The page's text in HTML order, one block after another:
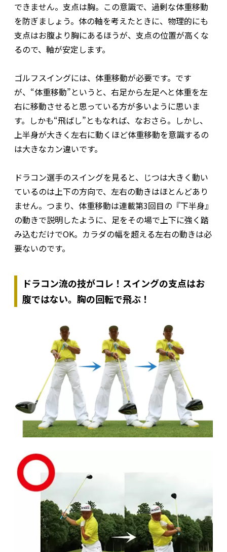
できません。支点は胸。この意識で、過剰な体重移動
を防ぎましょう。体の軸を考えたときに、物理的にも
支点はお腹より胸にあるほうが、支点の位置が高くな
るので、軸が安定します。
ゴルフスイングには、体重移動が必要です。です
が、“体重移動”というと、右足から左足へと体重を左
右に移動させると思っている方が多いように思いま
す。しかも“飛ばし”ともなれば、なおさら。しかし、
上半身が大きく左右に動くほど体重移動を意識するの
は大きなカン違いです。
ドラコン選手のスイングを見ると、じつは大きく動い
ているのは上下の方向で、左右の動きはほとんどあり
ません。つまり、体重移動は連載第3回目の『下半身』
の動きで説明したように、足をその場で上下に強く踏
み込むだけでOK。カラダの幅を超える左右の動きは必
要ないのです。
ドラコン流の技がコレ！スイングの支点はお
腹ではない。胸の回転で飛ぶ！